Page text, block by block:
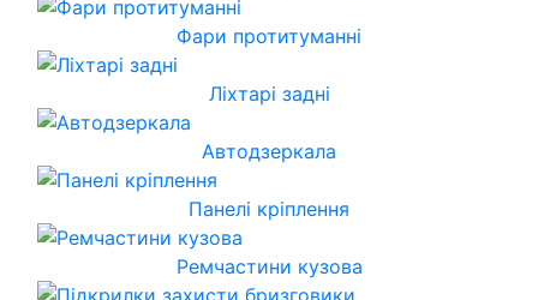
Фари протитуманні
Ліхтарі задні
Автодзеркала
Панелі кріплення
Ремчастини кузова